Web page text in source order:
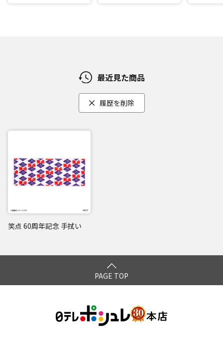
最近見た商品
履歴を削除
笑点 60周年記念 手拭い
PAGE TOP